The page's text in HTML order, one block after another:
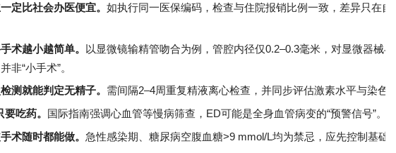
定比社会办医便宜。 如执行同一医保编码，检查与住院报销比例一致，差异只在自
术越小越简单。
以显微镜输精管吻合为例，管腔内径仅0.2–0.3毫米，对显微器械与
非“小手术”。
测就能判定无精子。 需间隔2–4周重复精液离心检查，并同步评估激素水平与染色体
吃药。 国际指南强调心血管等慢病筛查，ED可能是全身血管病变的“预警信号”。
术随时都能做。 急性感染期、糖尿病空腹血糖>9 mmol/L均为禁忌，应先控制基础